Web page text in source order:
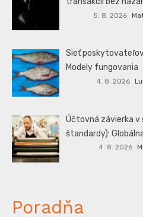
5. 8. 2026
Sieť
Modely fungovania
4. 8. 2026
Účtovná závierka v
štandardy):
4. 8. 2026
Poradňa